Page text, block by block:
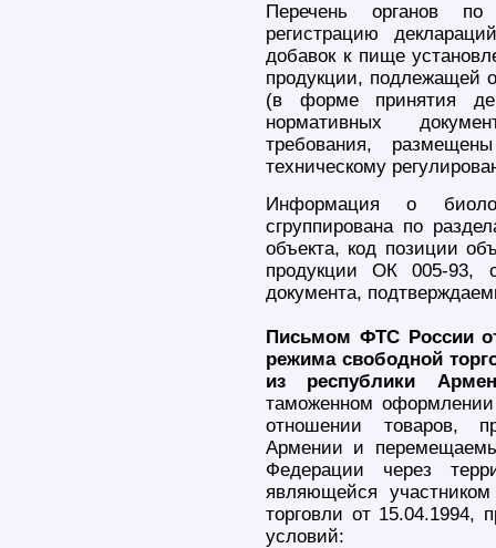
Перечень органов по
регистрацию
добавок к пище
продукции, подлежащей
(в форме принятия
нормативных
требования,
техническому
Информация о
сгруппирована по
объекта, код позиции
продукции ОК 005-93,
документа,
Письмом ФТС России
режима свободной
из республики
таможенном
отношении товаров,
Армении и
Федерации через
являющейся
торговли от 15.04.1994,
условий: